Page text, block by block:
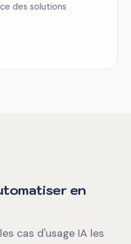
des solutions
en
cas d'usage IA les